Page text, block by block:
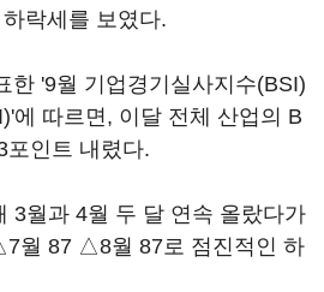
하락세를 보였다.
한 '9월 기업경기실사지수(BSI)
에 따르면, 이달 전체 산업의 B
포인트 내렸다.
3월과 4월 두 달 연속 올랐다가
87 △8월 87로 점진적인 하